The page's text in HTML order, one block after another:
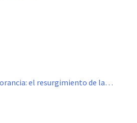
el resurgimiento de la…